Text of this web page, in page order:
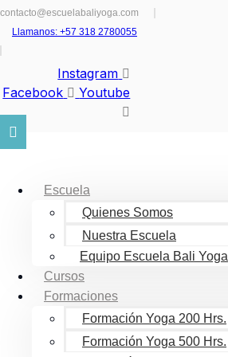
Ir
contenido
contacto@escuelabaliyoga.com
Llamanos: +57 318 2780055
Instagram
Facebook
Youtube
Escuela
Quienes Somos
Nuestra Escuela
Equipo Escuela Bali Yoga
Cursos
Formaciones
Formación Yoga 200 Hrs.
Formación Yoga 500 Hrs.